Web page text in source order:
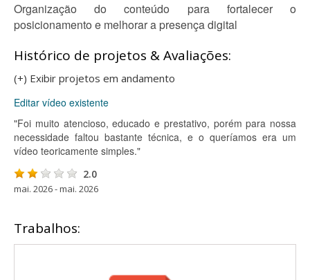
Organização do conteúdo para fortalecer o
posicionamento e melhorar a presença digital
Histórico de projetos & Avaliações:
(+) Exibir projetos em andamento
Editar vídeo existente
"Foi muito atencioso, educado e prestativo, porém para nossa
necessidade faltou bastante técnica, e o queríamos era um
vídeo teoricamente simples."
2.0
mai. 2026 - mai. 2026
Trabalhos: